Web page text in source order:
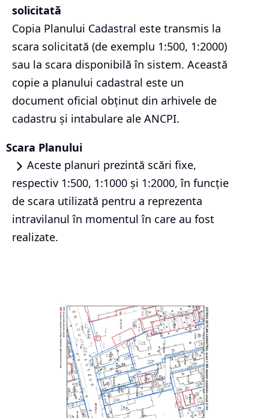
solicitată
Copia Planului Cadastral este transmis la
scara solicitată (de exemplu 1:500, 1:2000)
sau la scara disponibilă în sistem. Această
copie a planului cadastral este un
document oficial obținut din arhivele de
cadastru și intabulare ale ANCPI.
Scara Planului
Aceste planuri prezintă scări fixe,
respectiv 1:500, 1:1000 și 1:2000, în funcție
de scara utilizată pentru a reprezenta
intravilanul în momentul în care au fost
realizate.